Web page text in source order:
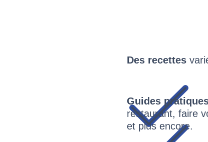
Des recettes
Guides
restaurant, faire
et plus encore.